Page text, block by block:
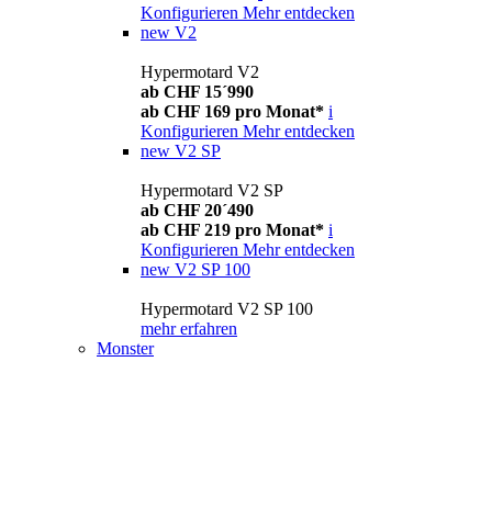
Konfigurieren Mehr entdecken
new V2
Hypermotard V2
ab CHF 15´990
ab CHF 169 pro Monat* i
Konfigurieren Mehr entdecken
new V2 SP
Hypermotard V2 SP
ab CHF 20´490
ab CHF 219 pro Monat* i
Konfigurieren Mehr entdecken
new V2 SP 100
Hypermotard V2 SP 100
mehr erfahren
Monster